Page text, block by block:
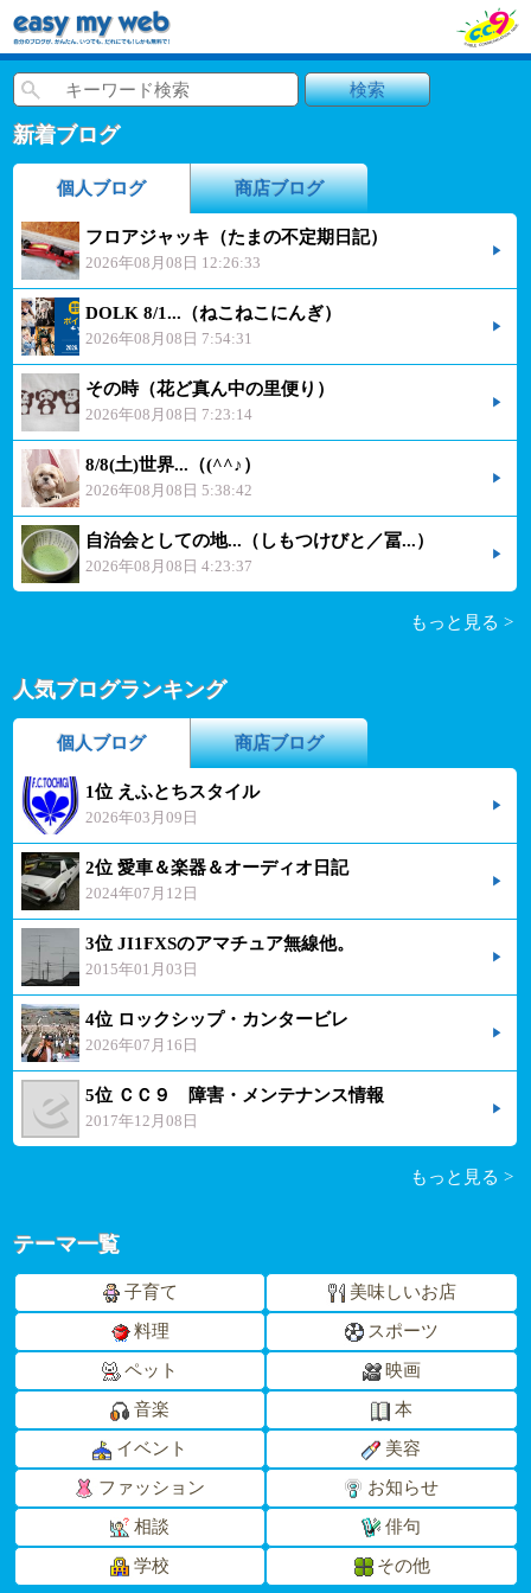
新着ブログ
個人ブログ 商店ブログ
フロアジャッキ（たまの不定期日記）
2026年08月08日 12:26:33
DOLK 8/1...（ねこねこにんぎ）
2026年08月08日 7:54:31
その時（花ど真ん中の里便り）
2026年08月08日 7:23:14
8/8(土)世界...（(^^♪）
2026年08月08日 5:38:42
自治会としての地...（しもつけびと／冨...）
2026年08月08日 4:23:37
もっと見る >
人気ブログランキング
個人ブログ 商店ブログ
1位 えふとちスタイル
2026年03月09日
2位 愛車＆楽器＆オーディオ日記
2024年07月12日
3位 JI1FXSのアマチュア無線他。
2015年01月03日
4位 ロックシップ・カンタービレ
2026年07月16日
5位 ＣＣ９ 障害・メンテナンス情報
2017年12月08日
もっと見る >
テーマ一覧
子育て 美味しいお店
料理 スポーツ
ペット 映画
音楽 本
イベント 美容
ファッション お知らせ
相談 俳句
学校 その他